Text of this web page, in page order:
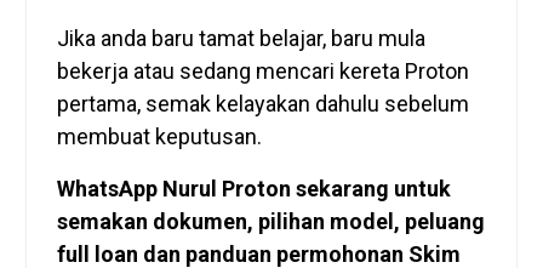
Jika anda baru tamat belajar, baru mula
bekerja atau sedang mencari kereta Proton
pertama, semak kelayakan dahulu sebelum
membuat keputusan.
WhatsApp Nurul Proton sekarang untuk
semakan dokumen, pilihan model, peluang
full loan dan panduan permohonan Skim